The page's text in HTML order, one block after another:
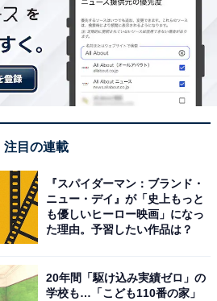
注目の連載
『スパイダーマン：ブランド・
ニュー・デイ』が「史上もっと
も優しいヒーロー映画」になっ
た理由。予習したい作品は？
20年間「駆け込み実績ゼロ」の
学校も…「こども110番の家」